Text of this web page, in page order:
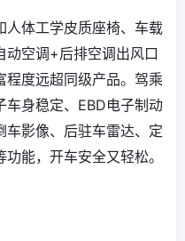
人体工学皮质座椅、车载
动空调+后排空调出风口
度远超同级产品。驾乘
车身稳定、EBD电子制动
车影像、后驻车雷达、定
能，开车安全又轻松。